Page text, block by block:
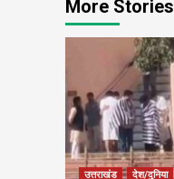
More Stories
उत्तराखंड देश/दुनिया